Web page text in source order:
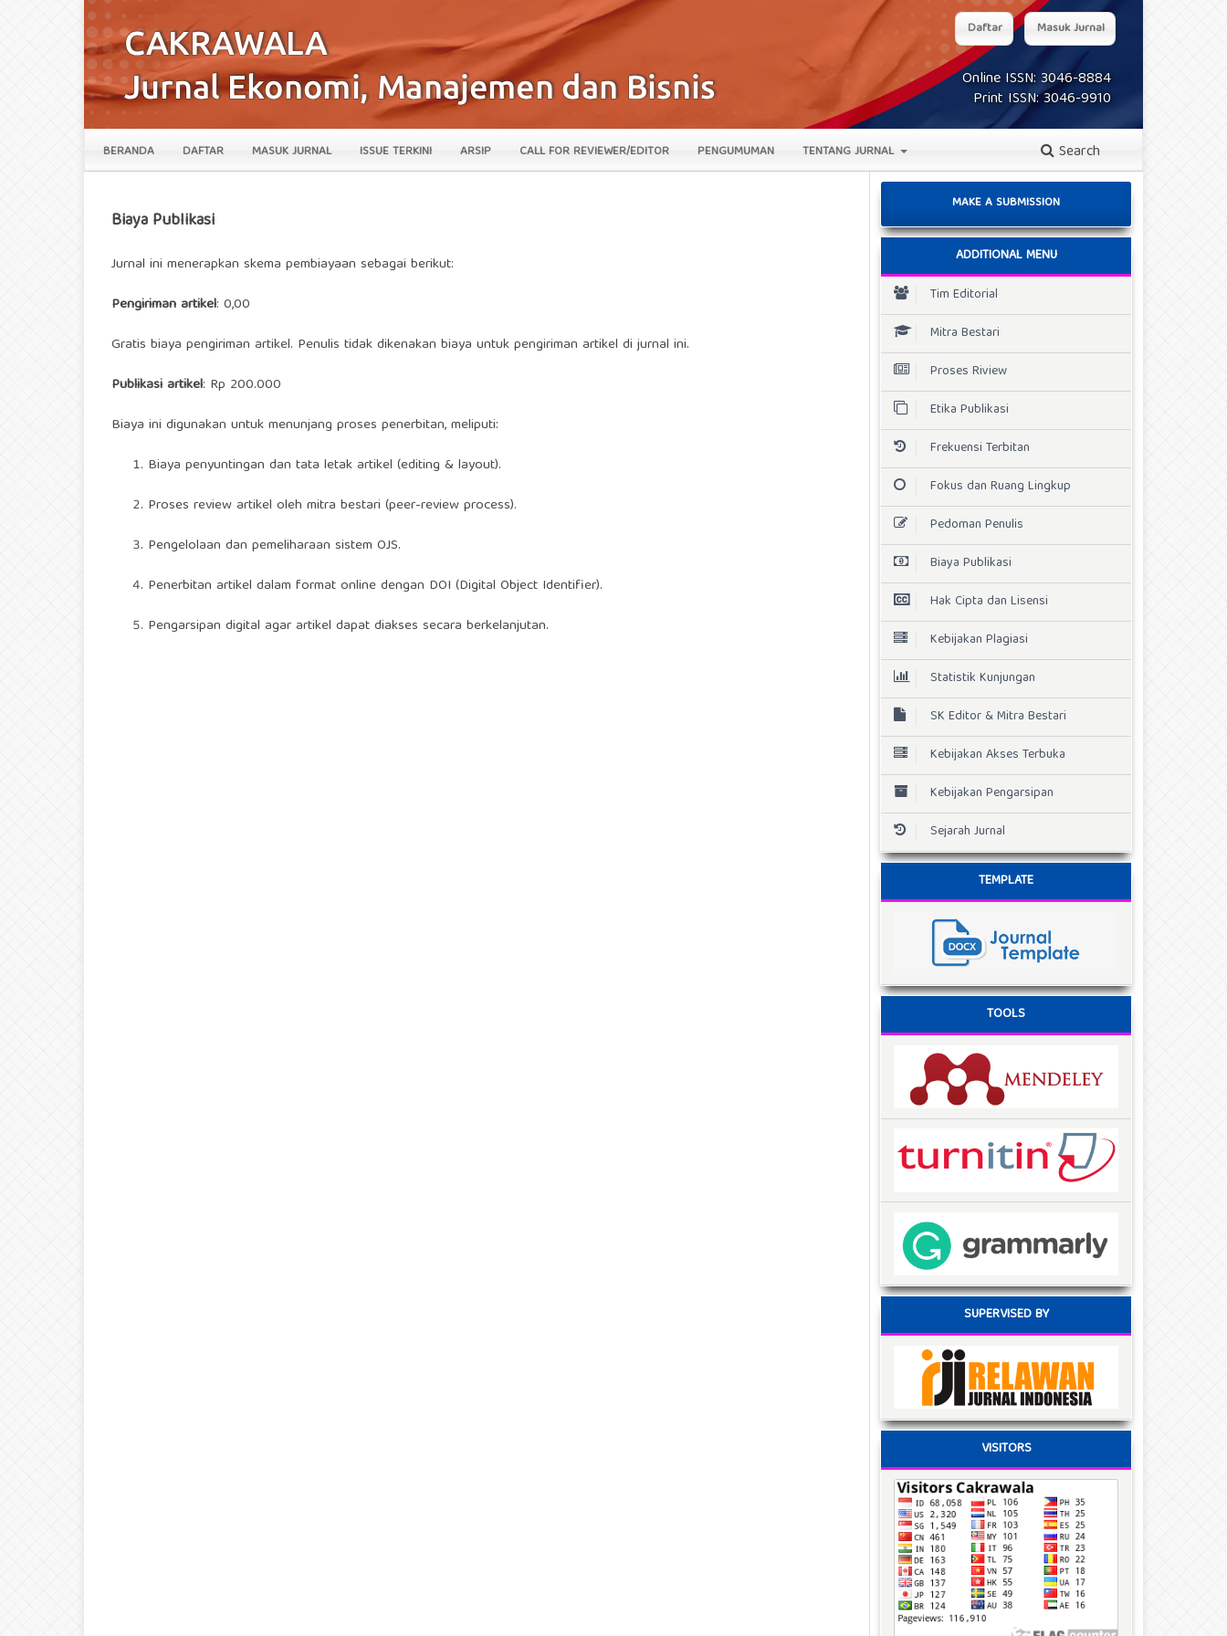
Online ISSN: 3046-8884
Print ISSN: 3046-9910
BERANDA DAFTAR MASUK JURNAL ISSUE TERKINI ARSIP CALL FOR REVIEWER/EDITOR PENGUMUMAN TENTANG JURNAL Search
Daftar Masuk Jurnal
Biaya Publikasi
Jurnal ini menerapkan skema pembiayaan sebagai berikut:
Pengiriman artikel: 0,00
Gratis biaya pengiriman artikel. Penulis tidak dikenakan biaya untuk pengiriman artikel di jurnal ini.
Publikasi artikel: Rp 200.000
Biaya ini digunakan untuk menunjang proses penerbitan, meliputi:
Biaya penyuntingan dan tata letak artikel (editing & layout).
Proses review artikel oleh mitra bestari (peer-review process).
Pengelolaan dan pemeliharaan sistem OJS.
Penerbitan artikel dalam format online dengan DOI (Digital Object Identifier).
Pengarsipan digital agar artikel dapat diakses secara berkelanjutan.
MAKE A SUBMISSION
ADDITIONAL MENU
Tim Editorial
Mitra Bestari
Proses Riview
Etika Publikasi
Frekuensi Terbitan
Fokus dan Ruang Lingkup
Pedoman Penulis
Biaya Publikasi
Hak Cipta dan Lisensi
Kebijakan Plagiasi
Statistik Kunjungan
SK Editor & Mitra Bestari
Kebijakan Akses Terbuka
Kebijakan Pengarsipan
Sejarah Jurnal
TEMPLATE
TOOLS
SUPERVISED BY
VISITORS